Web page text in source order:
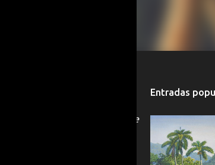
su vez han optado por un
uso de elementos muy
a sus
imaginación, y posteriormente
lo irreal nos confunde
en ocasiones melancólico y
Entradas